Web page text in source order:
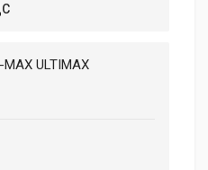
ULTIMAX